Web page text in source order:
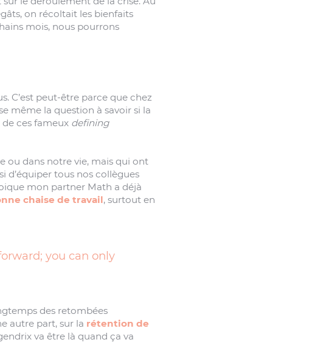
on récoltait les bienfaits
mois, nous pourrons
C’est peut-être parce que chez
même la question à savoir si la
ces fameux defining
ou dans notre vie, mais qui ont
d’équiper tous nos collègues
mon partner Math a déjà
chaise de travail, surtout en
you can only
des retombées
autre part, sur la rétention de
va être là quand ça va